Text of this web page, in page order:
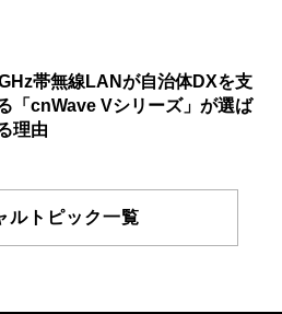
帯無線LANが自治体DXを支
「cnWave Vシリーズ」が選ば
理由
ルトピック一覧